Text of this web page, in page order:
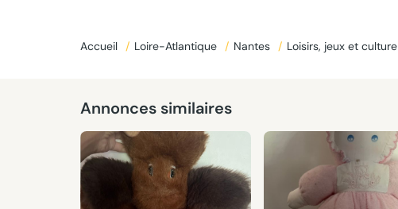
Accueil / Loire-Atlantique / Nantes / Loisirs, jeux et culture
Annonces similaires